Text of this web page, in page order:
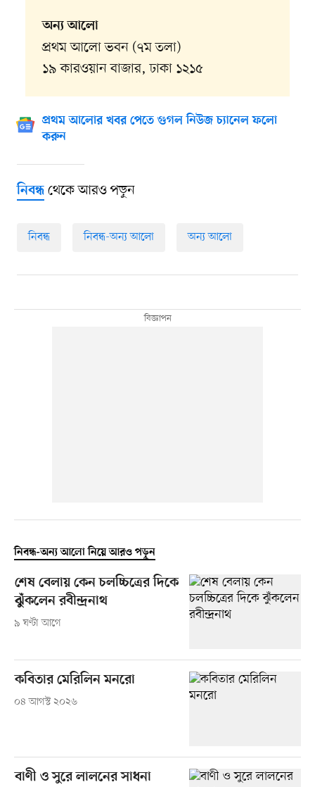
অন্য আলো
প্রথম আলো ভবন (৭ম তলা)
১৯ কারওয়ান বাজার, ঢাকা ১২১৫
প্রথম আলোর খবর পেতে গুগল নিউজ চ্যানেল ফলো
করুন
নিবন্ধথেকে আরও পড়ুন
নিবন্ধ নিবন্ধ-অন্য আলো অন্য আলো
নিবন্ধ-অন্য আলো নিয়ে আরও পড়ুন
শেষ বেলায় কেন চলচ্চিত্রের দিকে
ঝুঁকলেন রবীন্দ্রনাথ
৯ ঘণ্টা আগে
কবিতার মেরিলিন মনরো
০৪ আগস্ট ২০২৬
বাণী ও সুরে লালনের সাধনা